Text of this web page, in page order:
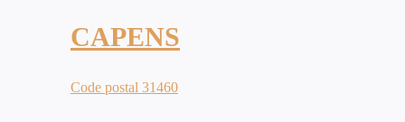
CAPENS
Code postal 31460